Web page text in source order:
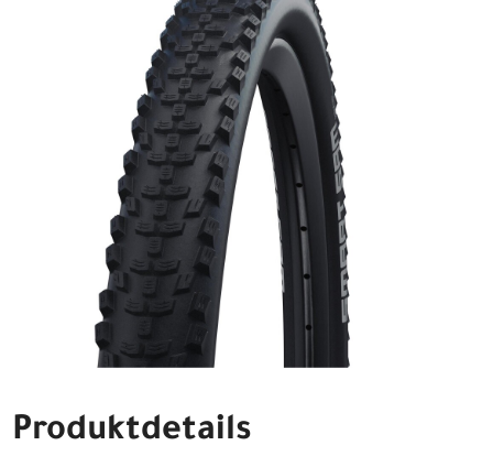
Produktdetails